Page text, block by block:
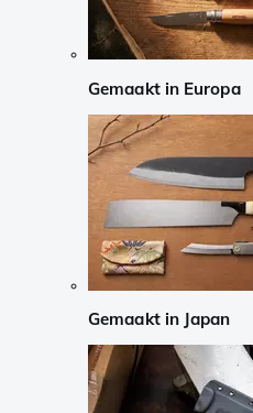
Gemaakt in Europa
Gemaakt in Japan